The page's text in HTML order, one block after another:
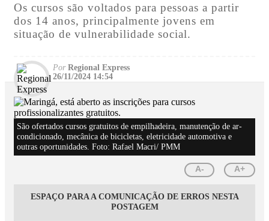
Os cursos são voltados para pessoas a partir
dos 14 anos, principalmente jovens em
situação de vulnerabilidade social.
PorRegional Express
26/11/2024 14:54
São ofertados cursos gratuitos de empilhadeira, manutenção de ar-
condicionado, mecânica de bicicletas, eletricidade automotiva e
outras oportunidades. Foto: Rafael Macri/ PMM
A- A+
ESPAÇO PARA A COMUNICAÇÃO DE ERROS NESTA
POSTAGEM